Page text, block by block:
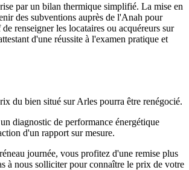
par un bilan thermique simplifié. La mise en
des subventions auprès de l'Anah pour
renseigner les locataires ou acquéreurs sur
d'une réussite à l'examen pratique et
du bien situé sur Arles pourra être renégocié.
diagnostic de performance énergétique
d'un rapport sur mesure.
journée, vous profitez d'une remise plus
à nous solliciter pour connaître le prix de votre